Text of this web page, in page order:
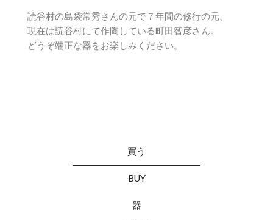
読谷村の島袋常秀さんの元で７年間の修行の元、
現在は読谷村にて作陶している町田智彦さん。
どうぞ端正な器をお楽しみください。
買う
BUY
器